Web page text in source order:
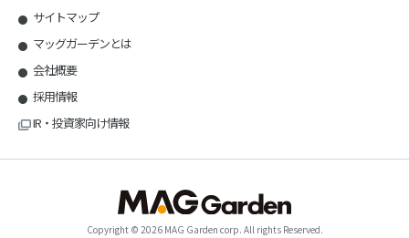
サイトマップ
マッグガーデンとは
会社概要
採用情報
IR・投資家向け情報
Copyright © 2026 MAG Garden corp. All rights Reserved.